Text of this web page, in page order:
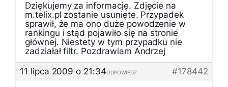
Dziękujemy za informację. Zdjęcie na
m.telix.pl zostanie usunięte. Przypadek
sprawił, że ma ono duże powodzenie w
rankingu i stąd pojawiło się na stronie
głównej. Niestety w tym przypadku nie
zadziałał filtr. Pozdrawiam Andrzej
11 lipca 2009 o 21:34
#178442
ODPOWIEDZ